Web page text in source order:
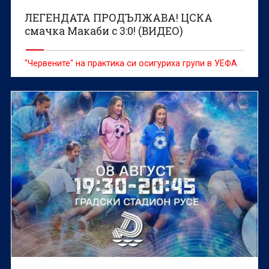
ЛЕГЕНДАТА ПРОДЪЛЖАВА! ЦСКА
смачка Макаби с 3:0! (ВИДЕО)
"Червените" на практика си осигуриха групи в УЕФА